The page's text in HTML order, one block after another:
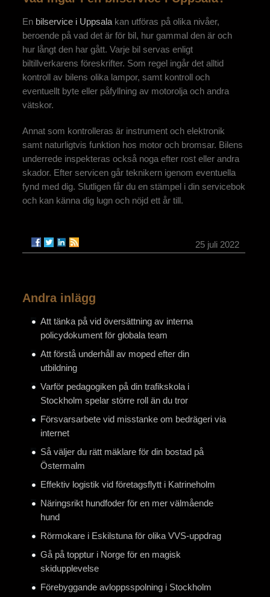
En bilservice i Uppsalakan utföras på olika nivåer,
beroende på vad det är för bil, hur gammal den är och
hur långt den har gått. Varje bil servas enligt
biltillverkarens föreskrifter. Som regel ingår det alltid
kontroll av bilens olika lampor, samt kontroll och
eventuellt byte eller påfyllning av motorolja och andra
vätskor.
Annat som kontrolleras är instrument och elektronik
samt naturligtvis funktion hos motor och bromsar. Bilens
underrede inspekteras också noga efter rost eller andra
skador. Efter servicen går teknikern igenom eventuella
fynd med dig. Slutligen får du en stämpel i din servicebok
och kan känna dig lugn och nöjd ett år till.
25 juli 2022
Andra inlägg
Att tänka på vid översättning av interna
policydokument för globala team
Att förstå underhåll av moped efter din
utbildning
Varför pedagogiken på din trafikskola i
Stockholm spelar större roll än du tror
Försvarsarbete vid misstanke om bedrägeri via
internet
Så väljer du rätt mäklare för din bostad på
Östermalm
Effektiv logistik vid företagsflytt i Katrineholm
Näringsrikt hundfoder för en mer välmående
hund
Rörmokare i Eskilstuna för olika VVS-uppdrag
Gå på topptur i Norge för en magisk
skidupplevelse
Förebyggande avloppsspolning i Stockholm